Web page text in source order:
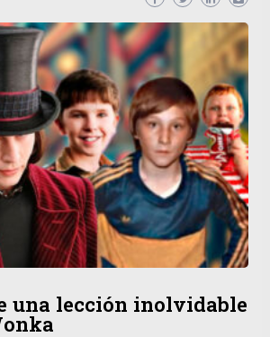
una lección inolvidable